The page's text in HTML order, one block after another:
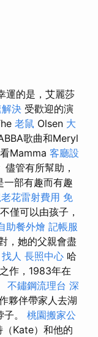
運的是，艾麗莎
決 受歡迎的演
老鼠 Olsen 大
歌曲和Meryl
Mamma 客廳設
管有所幫助，
一部有趣而有趣
花雷射費用 免
僅可以由孩子，
助餐外燴 記帳服
，她的父親會盡
找人 長照中心 哈
作，1983年在
不鏽鋼流理台 深
夥伴帶家人去湖
。 桃園搬家公
Kate）和他的